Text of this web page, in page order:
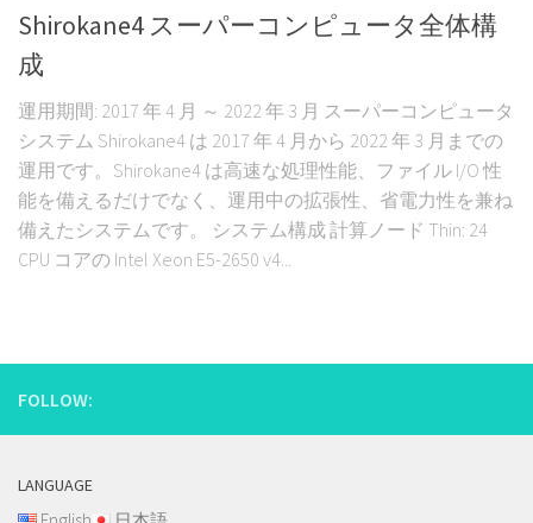
Shirokane4 スーパーコンピュータ全体構
成
運用期間: 2017 年 4 月 ～ 2022 年 3 月 スーパーコンピュータ
システム Shirokane4 は 2017 年 4 月から 2022 年 3 月までの
運用です。Shirokane4 は高速な処理性能、ファイル I/O 性
能を備えるだけでなく、運用中の拡張性、省電力性を兼ね
備えたシステムです。 システム構成 計算ノード Thin: 24
CPU コアの Intel Xeon E5-2650 v4...
FOLLOW:
LANGUAGE